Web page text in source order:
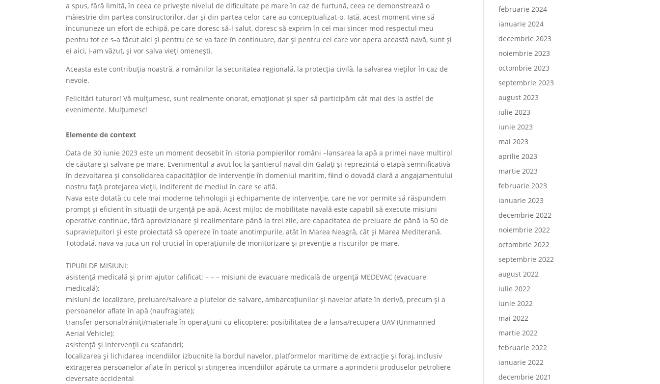
a spus, fără limită, în ceea ce privește nivelul de dificultate pe mare în caz de furtună, ceea ce demonstrează o
măiestrie din partea constructorilor, dar și din partea celor care au conceptualizat-o. Iată, acest moment vine să
încununeze un efort de echipă, pe care doresc să-l salut, doresc să exprim în cel mai sincer mod respectul meu
pentru tot ce s-a făcut aici și pentru ce se va face în continuare, dar și pentru cei care vor opera această navă, sunt și
ei aici, i-am văzut, și vor salva vieți omenești.
Aceasta este contribuția noastră, a românilor la securitatea regională, la protecția civilă, la salvarea vieților în caz de
nevoie.
Felicitări tuturor! Vă mulțumesc, sunt realmente onorat, emoționat și sper să participăm cât mai des la astfel de
evenimente. Mulțumesc!
Elemente de context
Data de 30 iunie 2023 este un moment deosebit în istoria pompierilor români –lansarea la apă a primei nave multirol
de căutare și salvare pe mare. Evenimentul a avut loc la șantierul naval din Galați și reprezintă o etapă semnificativă
în dezvoltarea și consolidarea capacităților de intervenție în domeniul maritim, fiind o dovadă clară a angajamentului
nostru față protejarea vieții, indiferent de mediul în care se află.
Nava este dotată cu cele mai moderne tehnologii și echipamente de intervenție, care ne vor permite să răspundem
prompt și eficient în situații de urgență pe apă. Acest mijloc de mobilitate navală este capabil să execute misiuni
operative continue, fără aprovizionare și realimentare până la trei zile, are capacitatea de preluare de până la 50 de
supraviețuitori și este proiectată să opereze în toate anotimpurile, atât în Marea Neagră, cât și Marea Mediterană.
Totodată, nava va juca un rol crucial în operațiunile de monitorizare și prevenție a riscurilor pe mare.
TIPURI DE MISIUNI:
asistență medicală și prim ajutor calificat; – – – misiuni de evacuare medicală de urgență MEDEVAC (evacuare
medicală);
misiuni de localizare, preluare/salvare a plutelor de salvare, ambarcațiunilor și navelor aflate în derivă, precum și a
persoanelor aflate în apă (naufragiate);
transfer personal/răniți/materiale în operațiuni cu elicoptere; posibilitatea de a lansa/recupera UAV (Unmanned
Aerial Vehicle);
asistență și intervenții cu scafandri;
localizarea și lichidarea incendiilor izbucnite la bordul navelor, platformelor maritime de extracție și foraj, inclusiv
extragerea persoanelor aflate în pericol și stingerea incendiilor apărute ca urmare a aprinderii produselor petroliere
deversate accidental
februarie 2024
ianuarie 2024
decembrie 2023
noiembrie 2023
octombrie 2023
septembrie 2023
august 2023
iulie 2023
iunie 2023
mai 2023
aprilie 2023
martie 2023
februarie 2023
ianuarie 2023
decembrie 2022
noiembrie 2022
octombrie 2022
septembrie 2022
august 2022
iulie 2022
iunie 2022
mai 2022
martie 2022
februarie 2022
ianuarie 2022
decembrie 2021